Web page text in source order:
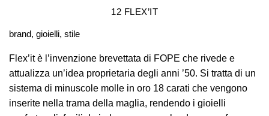
12 FLEX’IT
brand, gioielli, stile
Flex’it è l’invenzione brevettata di FOPE che rivede e
attualizza un’idea proprietaria degli anni ’50. Si tratta di un
sistema di minuscole molle in oro 18 carati che vengono
inserite nella trama della maglia, rendendo i gioielli